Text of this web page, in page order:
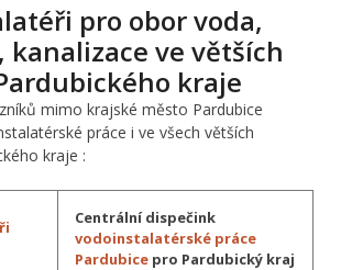
pro obor voda,
kanalizace ve větších
kraje
mimo krajské město Pardubice
práce i ve všech větších
kraje :
Centrální dispečink
vodoinstalatérské práce
Pardubice pro Pardubický kraj